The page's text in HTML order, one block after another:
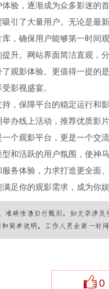
验，逐渐成为众多影迷的
引了大量用户。无论是最
，确保用户能够第一时间
升。网站界面简洁直观，
观影体验。更值得一提
影视盛宴。
，保障平台的稳定运行和
办线上活动，推荐优质影
个观影平台，更是一个交
和活跃的用户氛围，使神
务体验，力求打造更全面
足你的观影需求，成为你
0